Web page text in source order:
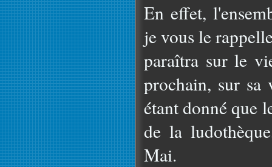
En effet,
je vous le
paraîtra sur le
prochain, sur
étant donné que
de la
Mai.